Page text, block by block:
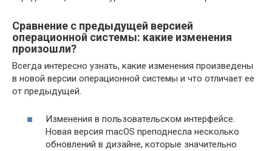
Сравнение с предыдущей версией
операционной системы: какие изменения
произошли?
Всегда интересно узнать, какие изменения произведены
в новой версии операционной системы и что отличает ее
от предыдущей.
Изменения в пользовательском интерфейсе.
Новая версия macOS преподнесла несколько
обновлений в дизайне, которые значительно